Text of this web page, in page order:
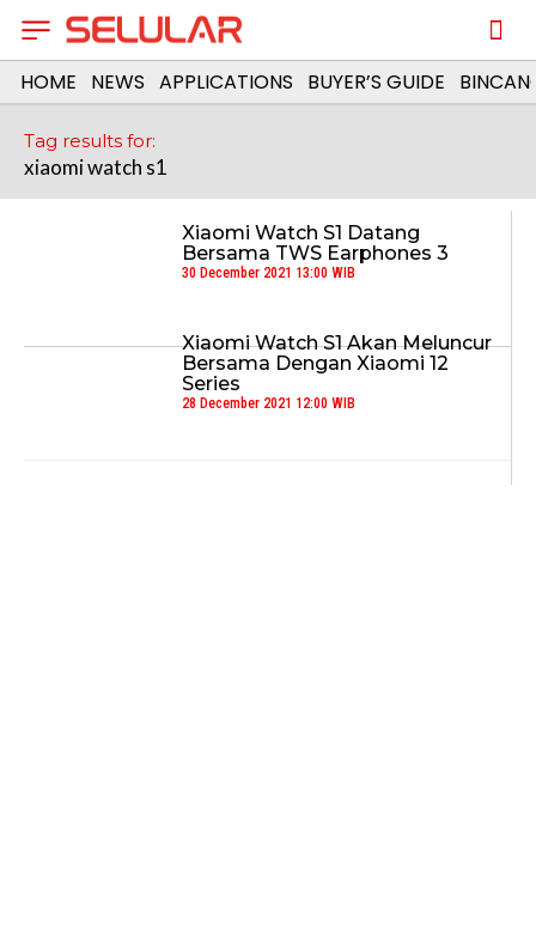
HOME NEWS APPLICATIONS BUYER’S GUIDE
Tag results for:
xiaomi watch s1
Xiaomi Watch S1 Datang
Bersama TWS Earphones 3
30 December 2021 13:00 WIB
Xiaomi Watch S1 Akan Meluncur
Bersama Dengan Xiaomi 12
Series
28 December 2021 12:00 WIB